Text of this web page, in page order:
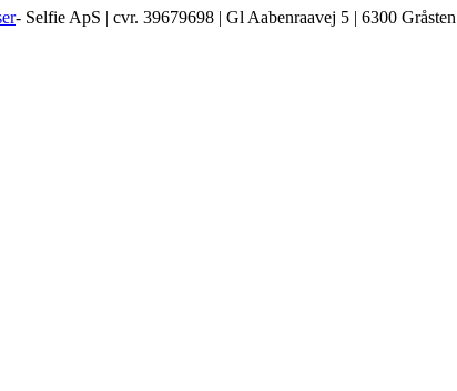
- Selfie ApS | cvr. 39679698 | Gl Aabenraavej 5 | 6300 Gråsten